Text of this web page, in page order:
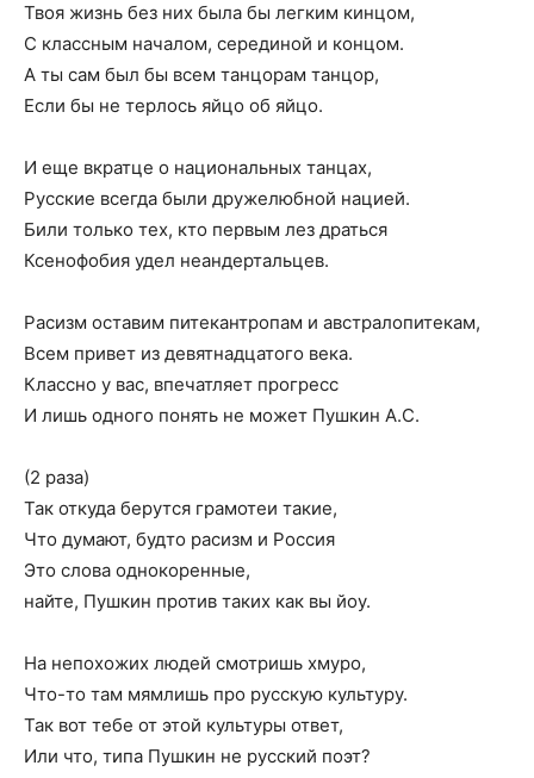
Твоя жизнь без них была бы легким кинцом,
С классным началом, серединой и концом.
А ты сам был бы всем танцорам танцор,
Если бы не терлось яйцо об яйцо.
И еще вкратце о национальных танцах,
Русские всегда были дружелюбной нацией.
Били только тех, кто первым лез драться
Ксенофобия удел неандертальцев.
Расизм оставим питекантропам и австралопитекам,
Всем привет из девятнадцатого века.
Классно у вас, впечатляет прогресс
И лишь одного понять не может Пушкин А.С.
(2 раза)
Так откуда берутся грамотеи такие,
Что думают, будто расизм и Россия
Это слова однокоренные,
найте, Пушкин против таких как вы йоу.
На непохожих людей смотришь хмуро,
Что-то там мямлишь про русскую культуру.
Так вот тебе от этой культуры ответ,
Или что, типа Пушкин не русский поэт?